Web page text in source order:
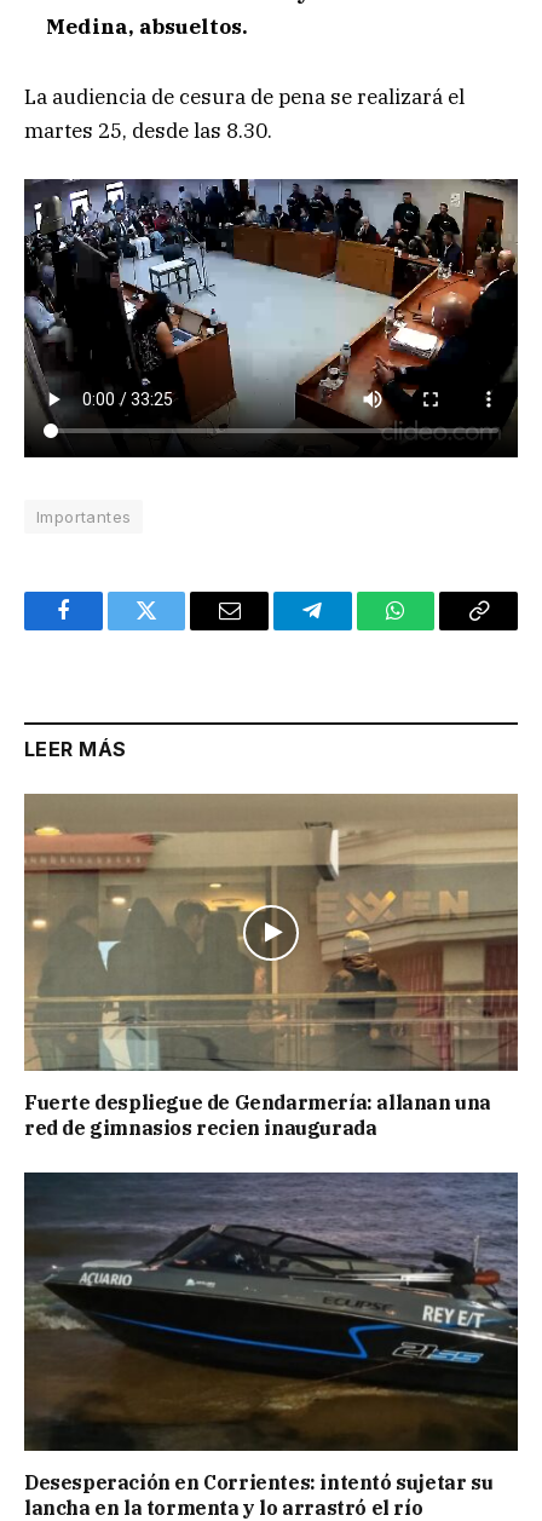
Medina, absueltos.
La audiencia de cesura de pena se realizará el
martes 25, desde las 8.30.
Importantes
FacebookTwitter Email TelegramWhatsAppCopy
LEER MÁS
Fuerte despliegue de Gendarmería: allanan una
red de gimnasios recien inaugurada
Desesperación en Corrientes: intentó sujetar su
lancha en la tormenta y lo arrastró el río